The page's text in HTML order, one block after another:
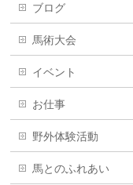
ブログ
馬術大会
イベント
お仕事
野外体験活動
馬とのふれあい